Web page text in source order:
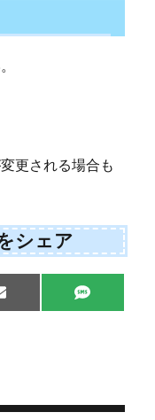
更される場合も
シェア
Share
on
E
m
Share
on
S
M